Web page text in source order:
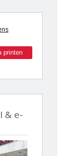
printen
& e-